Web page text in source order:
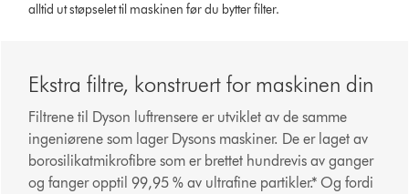
alltid ut støpselet til maskinen før du bytter filter.
Ekstra filtre, konstruert for maskinen din
Filtrene til Dyson luftrensere er utviklet av de samme
ingeniørene som lager Dysons maskiner. De er laget av
borosilikatmikrofibre som er brettet hundrevis av ganger
og fanger opptil 99,95 % av ultrafine partikler.* Og fordi